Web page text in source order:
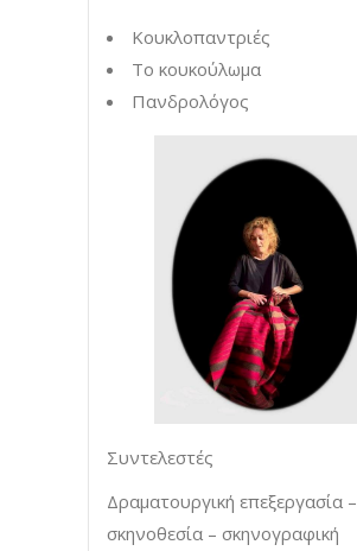
Κουκλοπαντριές
Το κουκούλωμα
Πανδρολόγος
Συντελεστές
Δραματουργική επεξεργασία –
σκηνοθεσία – σκηνογραφική